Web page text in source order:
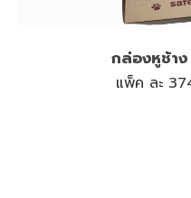
กล่องหูช้า
แพ็ค ละ